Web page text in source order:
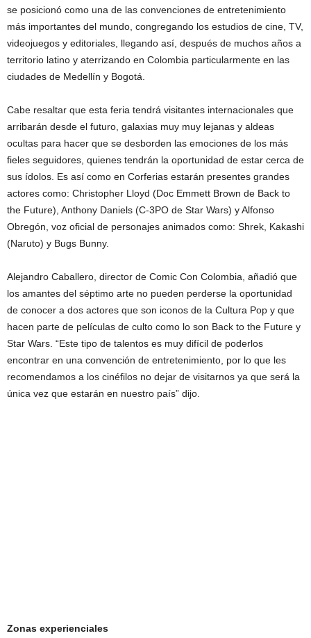
se posicionó como una de las convenciones de entretenimiento
más importantes del mundo, congregando los estudios de cine, TV,
videojuegos y editoriales, llegando así, después de muchos años a
territorio latino y aterrizando en Colombia particularmente en las
ciudades de Medellín y Bogotá.
Cabe resaltar que esta feria tendrá visitantes internacionales que
arribarán desde el futuro, galaxias muy muy lejanas y aldeas
ocultas para hacer que se desborden las emociones de los más
fieles seguidores, quienes tendrán la oportunidad de estar cerca de
sus ídolos. Es así como en Corferias estarán presentes grandes
actores como: Christopher Lloyd (Doc Emmett Brown de Back to
the Future), Anthony Daniels (C-3PO de Star Wars) y Alfonso
Obregón, voz oficial de personajes animados como: Shrek, Kakashi
(Naruto) y Bugs Bunny.
Alejandro Caballero, director de Comic Con Colombia, añadió que
los amantes del séptimo arte no pueden perderse la oportunidad
de conocer a dos actores que son iconos de la Cultura Pop y que
hacen parte de películas de culto como lo son Back to the Future y
Star Wars. “Este tipo de talentos es muy difícil de poderlos
encontrar en una convención de entretenimiento, por lo que les
recomendamos a los cinéfilos no dejar de visitarnos ya que será la
única vez que estarán en nuestro país” dijo.
Zonas experienciales